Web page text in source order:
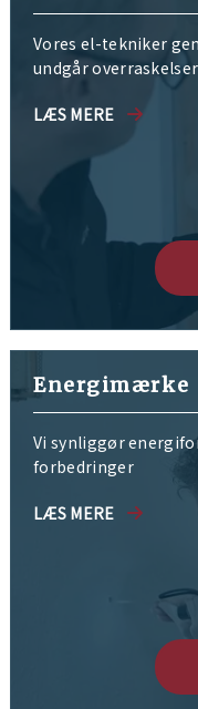
Vores el-tekniker
undgår overraskelser
LÆS MERE
Energimærke
Vi synliggør
forbedringer
LÆS MERE